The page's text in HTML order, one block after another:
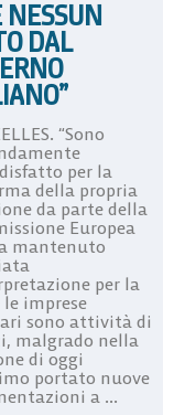
NESSUN
DAL
“Sono
per la
della propria
da parte della
Europea
mantenuto
per la
imprese
sono attività di
malgrado nella
di oggi
portato nuove
a ...